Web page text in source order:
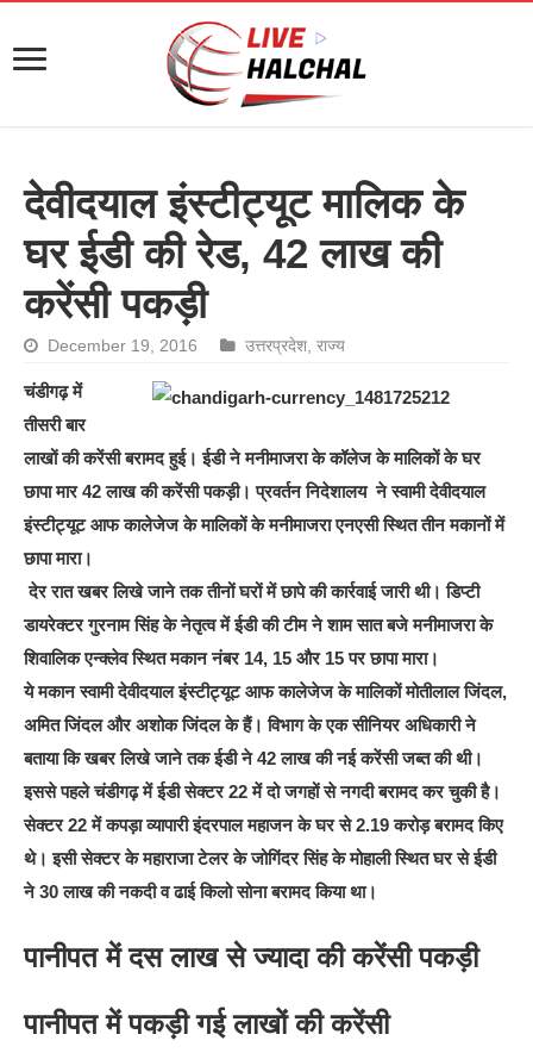
देवीदयाल इंस्टीट्यूट मालिक के
घर ईडी की रेड, 42 लाख की
करेंसी पकड़ी
December 19, 2016 उत्तरप्रदेश ,राज्य
चंडीगढ़ में
तीसरी बार
लाखों की करेंसी बरामद हुई। ईडी ने मनीमाजरा के कॉलेज के मालिकों के घर
छापा मार 42 लाख की करेंसी पकड़ी। प्रवर्तन निदेशालय ने स्वामी देवीदयाल
इंस्टीट्यूट आफ कालेजेज के मालिकों के मनीमाजरा एनएसी स्थित तीन मकानों में
छापा मारा।
देर रात खबर लिखे जाने तक तीनों घरों में छापे की कार्रवाई जारी थी। डिप्टी
डायरेक्टर गुरनाम सिंह के नेतृत्व में ईडी की टीम ने शाम सात बजे मनीमाजरा के
शिवालिक एन्क्लेव स्थित मकान नंबर 14, 15 और 15 पर छापा मारा।
ये मकान स्वामी देवीदयाल इंस्टीट्यूट आफ कालेजेज के मालिकों मोतीलाल जिंदल,
अमित जिंदल और अशोक जिंदल के हैं। विभाग के एक सीनियर अधिकारी ने
बताया कि खबर लिखे जाने तक ईडी ने 42 लाख की नई करेंसी जब्त की थी।
इससे पहले चंडीगढ़ में ईडी सेक्टर 22 में दो जगहों से नगदी बरामद कर चुकी है।
सेक्टर 22 में कपड़ा व्यापारी इंदरपाल महाजन के घर से 2.19 करोड़ बरामद किए
थे। इसी सेक्टर के महाराजा टेलर के जोगिंदर सिंह के मोहाली स्थित घर से ईडी
ने 30 लाख की नकदी व ढाई किलो सोना बरामद किया था।
पानीपत में दस लाख से ज्यादा की करेंसी पकड़ी
पानीपत में पकड़ी गई लाखों की करेंसी